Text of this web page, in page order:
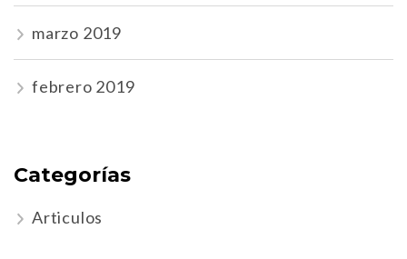
marzo 2019
febrero 2019
Categorías
Articulos